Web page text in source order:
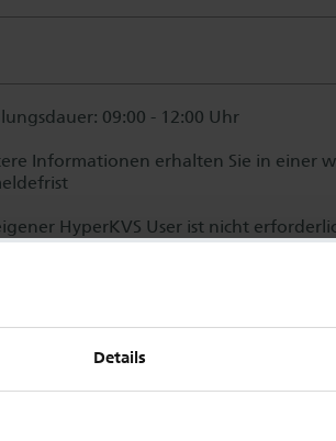
Details
09:00 - 12:00 Uhr
Informationen erhalten Sie in einer
HyperKVS User ist nicht